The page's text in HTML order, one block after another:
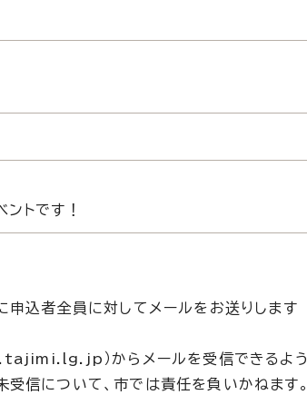
トです！
申込者全員に対してメールをお送りします
）からメールを受信できるよう
信について、市では責任を負いかねます。